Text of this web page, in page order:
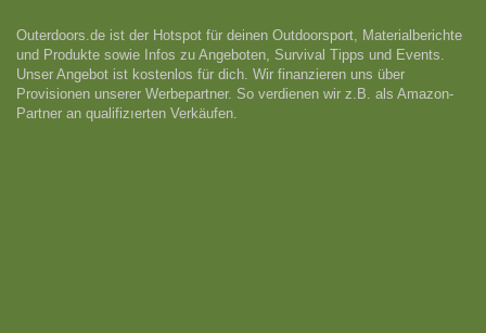
Outerdoors.de ist der Hotspot für deinen Outdoorsport, Materialberichte
und Produkte sowie Infos zu Angeboten, Survival Tipps und Events.
Unser Angebot ist kostenlos für dich. Wir finanzieren uns über
Provisionen unserer Werbepartner. So verdienen wir z.B. als Amazon-
Partner an qualifizıerten Verkäufen.